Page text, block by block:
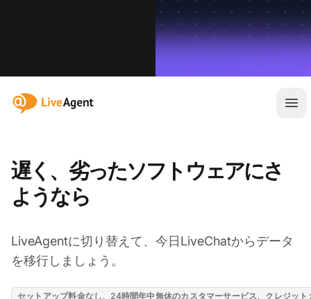
:site.title
メ
遅く、劣ったソフトウェアにさ
ようなら
LiveAgentに切り替えて、今日LiveChatからデータ
を移行しましょう。
セットアップ料金なし、24時間年中無休のカスタマーサービス、クレジッ